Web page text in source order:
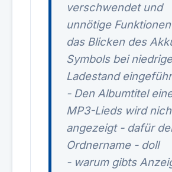
verschwendet und
unnötige
das Blicken des
Symbols bei
Ladestand
- Den Albumtitel
MP3-Lieds wird
angezeigt - dafür
Ordnername - doll
- warum gibts